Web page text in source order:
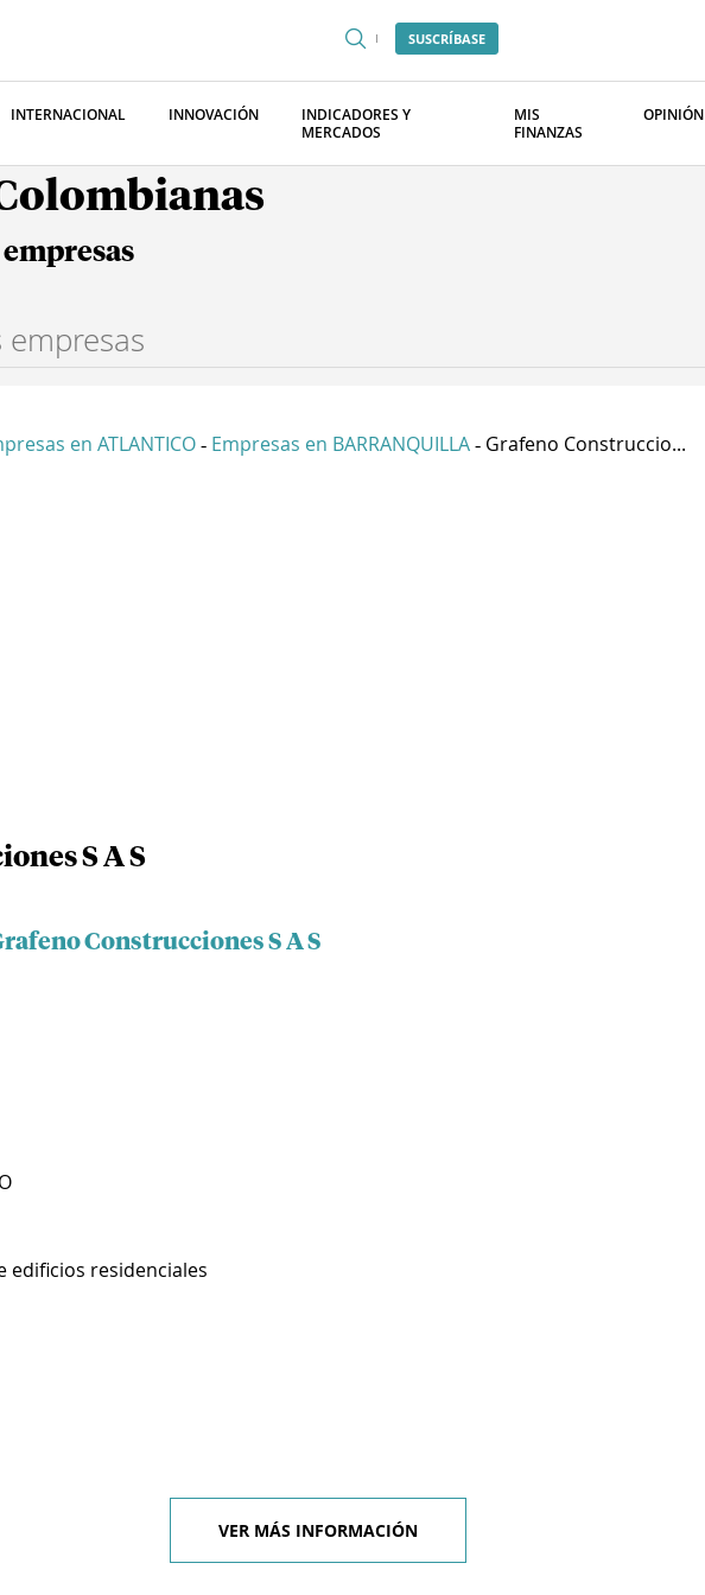
SUSCRÍBASE
INTERNACIONAL INNOVACIÓN
INDICADORES Y
MERCADOS
MIS
FINANZAS
OPINIÓN
en ATLANTICO - Empresas en BARRANQUILLA - Grafeno Construccio...
S A S
Construcciones S A S
edificios residenciales
VER MÁS INFORMACIÓN